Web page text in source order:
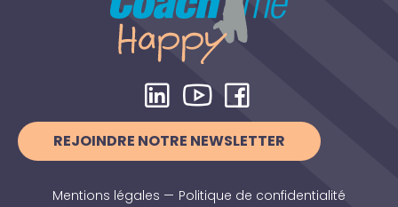
REJOINDRE NOTRE NEWSLETTER
Mentions légales — Politique de confidentialité